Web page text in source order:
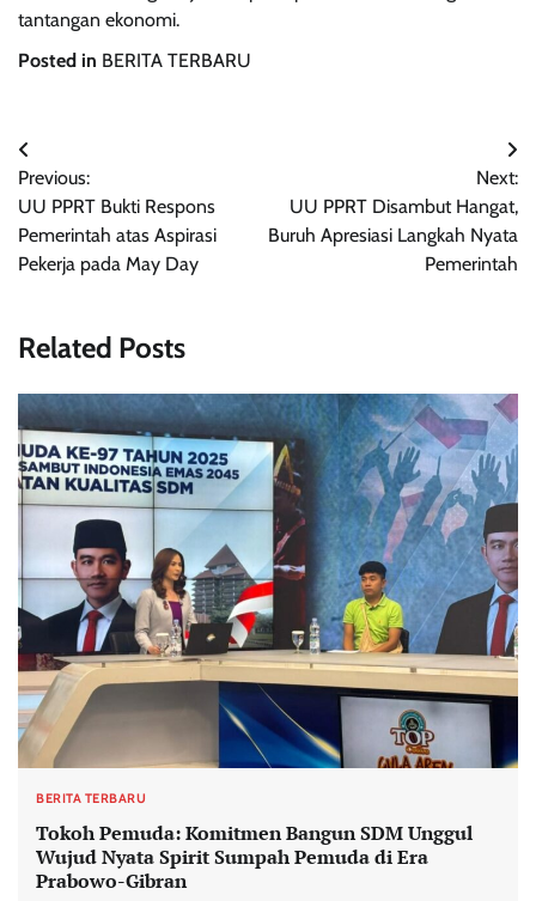
tantangan ekonomi.
Posted in BERITA TERBARU
Navigasi
pos
Previous:
UU PPRT Bukti Respons
Pemerintah atas Aspirasi
Pekerja pada May Day
Next:
UU PPRT Disambut Hangat,
Buruh Apresiasi Langkah Nyata
Pemerintah
Related Posts
BERITA TERBARU
Tokoh Pemuda: Komitmen Bangun SDM Unggul
Wujud Nyata Spirit Sumpah Pemuda di Era
Prabowo-Gibran